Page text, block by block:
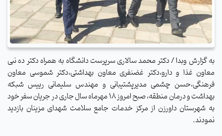
به گزارش وبدا / دکتر محمد سالاری سرپرست دانشگاه به همراه دکتر ده نبی
معاون غذا و دارو،دکتر غضنفری معاون بهداشتی،دکتر شموسی معاون
فرهنگی،حسن چشمی مدیرپشتیبانی و مهندس سلیمانی رییس شبکه
بهداشت و درمان منطقه، صبح امروز 18 مهرماه سال جاری در جریان سفر خود
به شهرستان داورزن از مرکز خدمات جامع سلامت شهدای مزینان بازدید
نمودند.